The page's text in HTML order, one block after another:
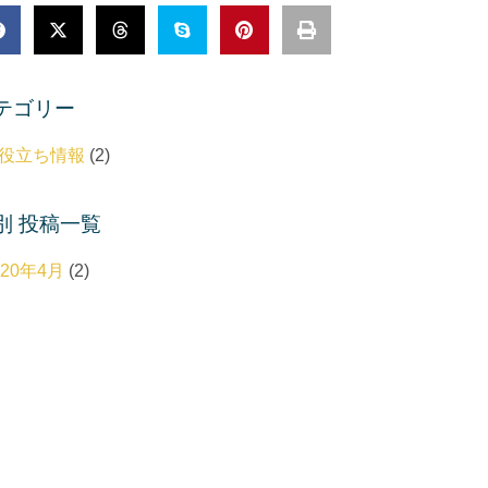
ゴリー
立ち情報 (2)
投稿一覧
年4月 (2)